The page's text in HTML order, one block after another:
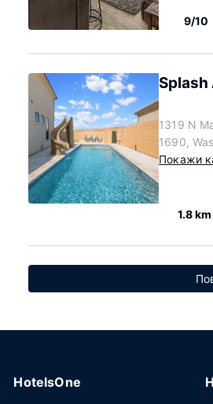
9/10
Splash
1319 N
1690,
Покажи
1.8 km
HotelsOne